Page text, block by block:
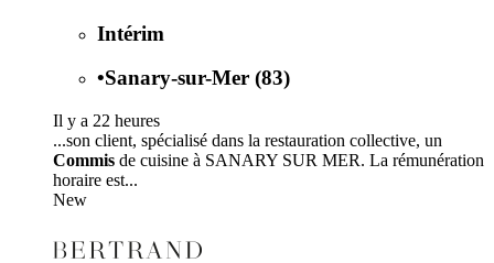
Intérim
•Sanary-sur-Mer (83)
Il y a 22 heures
...son client, spécialisé dans la restauration collective, un
Commis de cuisine à SANARY SUR MER. La rémunération
horaire est...
New